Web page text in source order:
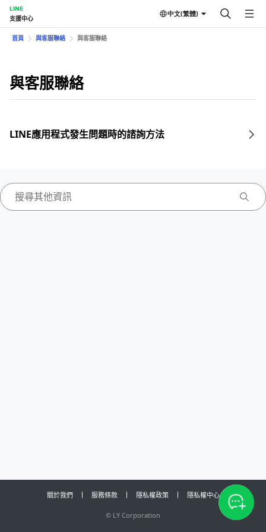
LINE
支援中心
中文(繁體)
首頁 與客服聯絡 與客服聯絡
與客服聯絡
LINE應用程式發生問題時的諮詢方法
關於我們 服務條款 隱私權政策 隱私權中心
© LY Corporation